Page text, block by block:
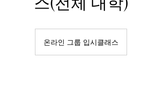
온라인 그룹 입시클래스